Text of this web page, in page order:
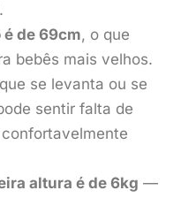
de 69cm, o que
bebês mais velhos.
se levanta ou se
sentir falta de
altura é de 6kg —